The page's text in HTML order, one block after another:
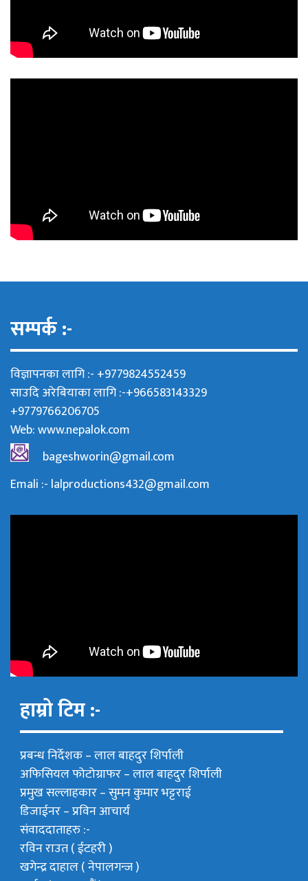
सम्पर्क :-
विज्ञापनका लागि :- +9779824552459
साउदि अरेबियाका लागि :-+966583143329
+9779766206705
Web:www.nepalok.com
bageshworin@gmail.com
Emali :- lalproductions432@gmail.com
हाम्रो टिम :-
प्रबन्ध निर्देशक –लाल बाहदुर शिर्पाली
अफिसियल फोटोग्राफर –लाल बाहदुर शिर्पाली
प्रमुख सल्लाहकार –सुमन कुमार भट्टराई
डिजाईनर – प्रविन आचार्य
संवाददाताहरु :-
रविन राउत ( ईटहरी )
खगेन्द्र दाहाल ( नेपालगन्ज )